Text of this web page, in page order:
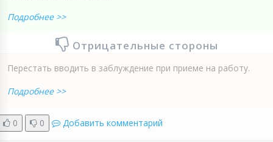
Подробнее >>
Отрицательные стороны
Перестать вводить в заблуждение при приеме на работу.
Подробнее >>
0 0 Добавить комментарий